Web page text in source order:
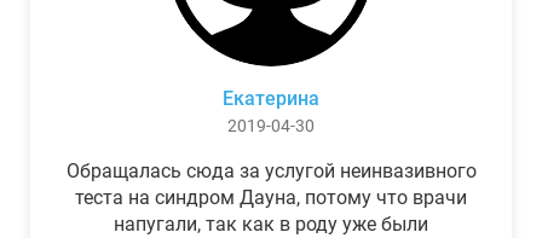
Екатерина
2019-04-30
Обращалась сюда за услугой неинвазивного
теста на синдром Дауна, потому что врачи
напугали, так как в роду уже были